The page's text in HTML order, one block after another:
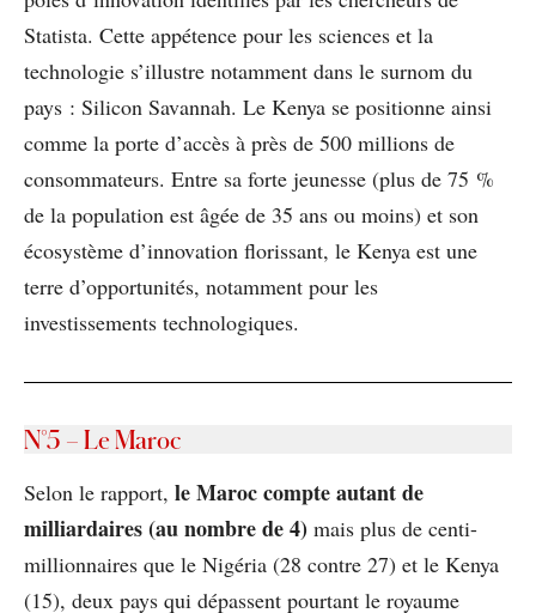
Statista. Cette appétence pour les sciences et la
technologie s’illustre notamment dans le surnom du
pays : Silicon Savannah. Le Kenya se positionne ainsi
comme la porte d’accès à près de 500 millions de
consommateurs. Entre sa forte jeunesse (plus de 75 %
de la population est âgée de 35 ans ou moins) et son
écosystème d’innovation florissant, le Kenya est une
terre d’opportunités, notamment pour les
investissements technologiques.
N°5 – Le Maroc
Selon le rapport, le Maroc compte autant de
milliardaires (au nombre de 4) mais plus de centi-
millionnaires que le Nigéria (28 contre 27) et le Kenya
(15), deux pays qui dépassent pourtant le royaume